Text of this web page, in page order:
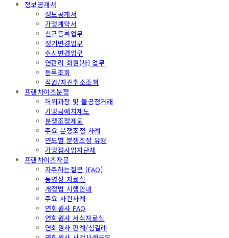
정보공개서
정보공개서
가맹계약서
신규등록업무
정기변경업무
수시변경업무
연관리 회원(사) 업무
등록조회
직권/자진취소조회
프랜차이즈분쟁
허위과장 및 불공정거래
가맹금예치제도
분쟁조정제도
주요 분쟁조정 사례
연도별 분쟁조정 유형
가맹점사업자단체
프랜차이즈자문
자주하는질문 (FAQ)
동영상 자료실
개정법 시행안내
주요 사건사례
연회원사 FAQ
연회원사 서식자료실
연회원사 판례/심결례